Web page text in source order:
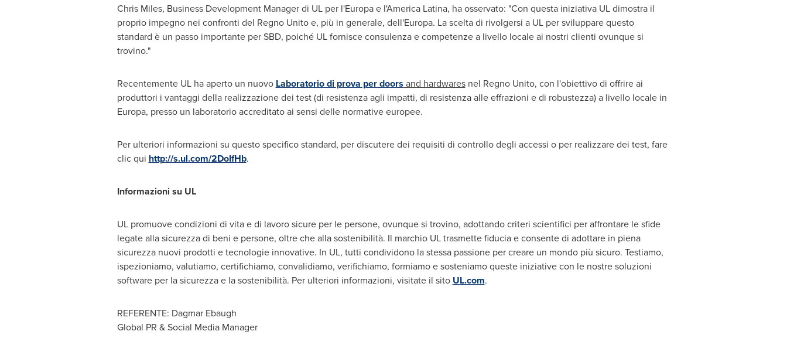
Chris Miles, Business Development Managerdi ULper l'Europa e l'America Latina, ha osservato: "Con questa iniziativa UL dimostra il
proprio impegno nei confronti del Regno Unito e, più in generale, dell'Europa. La scelta di rivolgersi a UL per sviluppare questo
standard è un passo importante per SBD, poiché UL fornisce consulenza e competenze a livello locale ai nostri clienti ovunque si
trovino."
Recentemente UL ha aperto un nuovo Laboratorio di prova per doors and hardwaresnel Regno Unito, con l'obiettivo di offrire ai
produttori i vantaggi della realizzazione dei test (di resistenza agli impatti, di resistenza alle effrazioni e di robustezza) a livello locale in
Europa, presso un laboratorio accreditato ai sensi delle normative europee.
Per ulteriori informazioni su questo specifico standard, per discutere dei requisiti di controllo degli accessi o per realizzare dei test, fare
clic qui http://s.ul.com/2DoIfHb.
Informazioni su UL
UL promuove condizioni di vita e di lavoro sicure per le persone, ovunque si trovino, adottando criteri scientifici per affrontare le sfide
legate alla sicurezza di beni e persone, oltre che alla sostenibilità. Il marchio UL trasmette fiducia e consente di adottare in piena
sicurezza nuovi prodotti e tecnologie innovative. In UL, tutti condividono la stessa passione per creare un mondo più sicuro. Testiamo,
ispezioniamo, valutiamo, certifichiamo, convalidiamo, verifichiamo, formiamo e sosteniamo queste iniziative con le nostre soluzioni
software per la sicurezza e la sostenibilità. Per ulteriori informazioni, visitate il sito UL.com.
REFERENTE: Dagmar Ebaugh
Global PR & Social Media Manager